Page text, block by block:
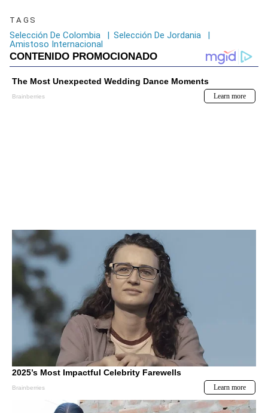
TAGS
Selección De Colombia | Selección De Jordania
|
Amistoso Internacional